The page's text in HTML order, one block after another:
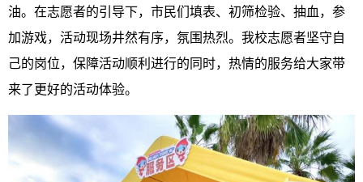
油。在志愿者的引导下，市民们填表、初筛检验、抽血，参
加游戏，活动现场井然有序，氛围热烈。我校志愿者坚守自
己的岗位，保障活动顺利进行的同时，热情的服务给大家带
来了更好的活动体验。